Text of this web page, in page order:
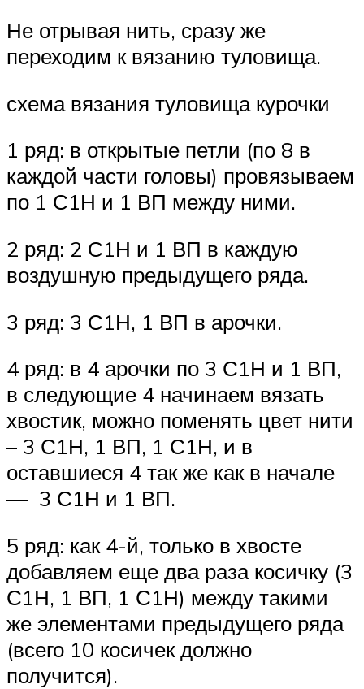
Не отрывая нить, сразу же
переходим к вязанию туловища.
схема вязания туловища курочки
1 ряд: в открытые петли (по 8 в
каждой части головы) провязываем
по 1 С1Н и 1 ВП между ними.
2 ряд: 2 С1Н и 1 ВП в каждую
воздушную предыдущего ряда.
3 ряд: 3 С1Н, 1 ВП в арочки.
4 ряд: в 4 арочки по 3 С1Н и 1 ВП,
в следующие 4 начинаем вязать
хвостик, можно поменять цвет нити
– 3 С1Н, 1 ВП, 1 С1Н, и в
оставшиеся 4 так же как в начале
— 3 С1Н и 1 ВП.
5 ряд: как 4-й, только в хвосте
добавляем еще два раза косичку (3
С1Н, 1 ВП, 1 С1Н) между такими
же элементами предыдущего ряда
(всего 10 косичек должно
получится).